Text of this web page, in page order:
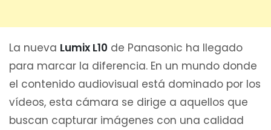
La nueva Lumix L10 de Panasonic ha llegado
para marcar la diferencia. En un mundo donde
el contenido audiovisual está dominado por los
vídeos, esta cámara se dirige a aquellos que
buscan capturar imágenes con una calidad